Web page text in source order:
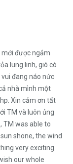
mới được ngắm
lung linh, gió có
đang náo nức
nhà mình một
Xin cảm ơn tất
TM và luôn ủng
TM was able to
shone, the wind
very exciting
our whole